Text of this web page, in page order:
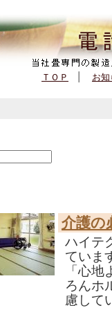
ＴＯＰ お
介護の
ハイテ
ていま
「心
ろんホ
慮して